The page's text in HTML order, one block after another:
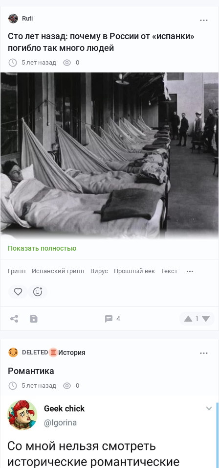
Ruti
Сто лет назад: почему в России от «испанки»
погибло так много людей
5 лет назад 0
Показать полностью
Грипп Испанский грипп Вирус Прошлый век Текст
4 1
DELETED История
Романтика
5 лет назад 0